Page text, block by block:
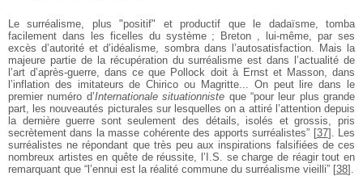
Le surréalisme, plus "positif" et productif que le dadaïsme, tomba
facilement dans les ficelles du système ; Breton , lui-même, par ses
excès d’autorité et d’idéalisme, sombra dans l’autosatisfaction. Mais la
majeure partie de la récupération du surréalisme est dans l’actualité de
l’art d’après-guerre, dans ce que Pollock doit à Ernst et Masson, dans
l’inflation des imitateurs de Chirico ou Magritte... On peut lire dans le
premier numéro d’Internationale situationniste que “pour leur plus grande
part, les nouveautés picturales sur lesquelles on a attiré l’attention depuis
la dernière guerre sont seulement des détails, isolés et grossis, pris
secrètement dans la masse cohérente des apports surréalistes” [37] . Les
surréalistes ne répondant que très peu aux inspirations falsifiées de ces
nombreux artistes en quête de réussite, l’I.S. se charge de réagir tout en
remarquant que “l’ennui est la réalité commune du surréalisme vieilli” [38]